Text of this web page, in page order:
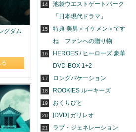
グダム
14
池袋ウエストゲートパーク
「日本現代ドラマ」
15
特典 美男＜イケメン＞です
ね ファンへの贈り物
16
HEROES / ヒーローズ 豪華
DVD-BOX 1+2
17 ロングバケーション
18 ROOKIES ルーキーズ
19 おくりびと
20 [DVD] ガリレオ
21 ラブ・ジェネレーション